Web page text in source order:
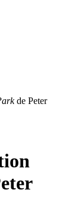
de Peter